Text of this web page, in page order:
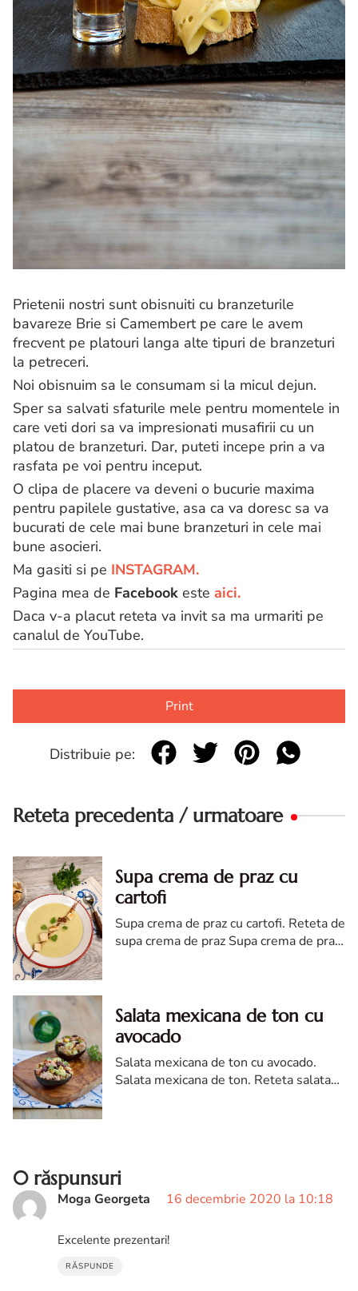
Prietenii nostri sunt obisnuiti cu branzeturile
bavareze Brie si Camembert pe care le avem
frecvent pe platouri langa alte tipuri de branzeturi
la petreceri.
Noi obisnuim sa le consumam si la micul dejun.
Sper sa salvati sfaturile mele pentru momentele in
care veti dori sa va impresionati musafirii cu un
platou de branzeturi. Dar, puteti incepe prin a va
rasfata pe voi pentru inceput.
O clipa de placere va deveni o bucurie maxima
pentru papilele gustative, asa ca va doresc sa va
bucurati de cele mai bune branzeturi in cele mai
bune asocieri.
Ma gasiti si pe INSTAGRAM.
Pagina mea de Facebook este aici.
Daca v-a placut reteta va invit sa ma urmariti pe
canalul de YouTube.
Print
Distribuie pe:
Reteta precedenta / urmatoare
Supa crema de praz cu
cartofi
Supa crema de praz cu cartofi. Reteta de
supa crema de praz Supa crema de praz
Salata mexicana de ton cu
avocado
Salata mexicana de ton cu avocado.
Salata mexicana de ton. Reteta salata
0 răspunsuri
Moga Georgeta 16 decembrie 2020 la 10:18
Excelente prezentari!
RĂSPUNDE